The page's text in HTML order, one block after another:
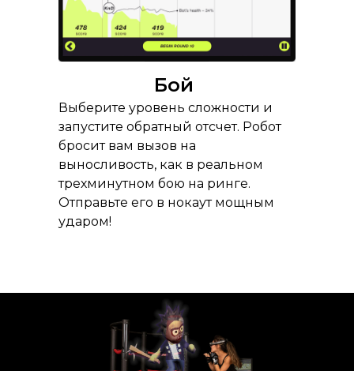
Бой
Выберите уровень сложности и
запустите обратный отсчет. Робот
бросит вам вызов на
выносливость, как в реальном
трехминутном бою на ринге.
Отправьте его в нокаут мощным
ударом!